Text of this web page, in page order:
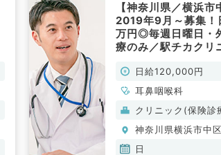
【神奈川県／横浜市
2019年9月～募集！
万円◎毎週日曜日・
療のみ／駅チカクリ
非常勤）
日給120,000円
耳鼻咽喉科
クリニック(保険診
神奈川県横浜市中区
日